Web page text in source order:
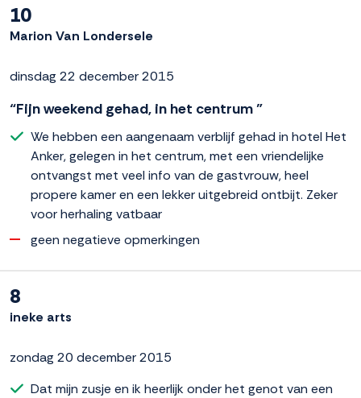
10
Marion Van Londersele
dinsdag 22 december 2015
“Fijn weekend gehad, in het centrum ”
We hebben een aangenaam verblijf gehad in hotel Het
Anker, gelegen in het centrum, met een vriendelijke
ontvangst met veel info van de gastvrouw, heel
propere kamer en een lekker uitgebreid ontbijt. Zeker
voor herhaling vatbaar
geen negatieve opmerkingen
8
ineke arts
zondag 20 december 2015
Dat mijn zusje en ik heerlijk onder het genot van een